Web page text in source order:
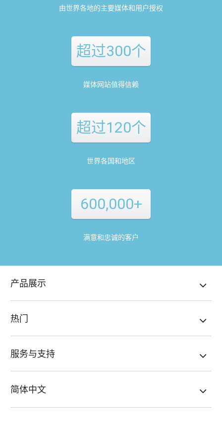
由世界各地的主要媒体和用户授权
超过300个
媒体网站值得信赖
超过120个
世界各国和地区
600,000+
满意和忠诚的客户
产品展示
热门
服务与支持
简体中文